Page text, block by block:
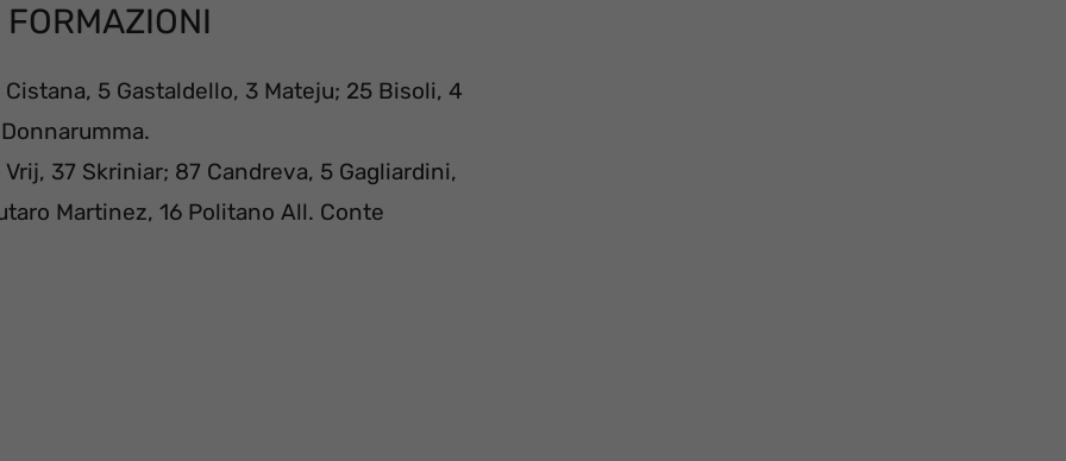
5 Gastaldello, 3 Mateju; 25 Bisoli, 4
37 Skriniar; 87 Candreva, 5 Gagliardini,
Martinez, 16 Politano All. Conte